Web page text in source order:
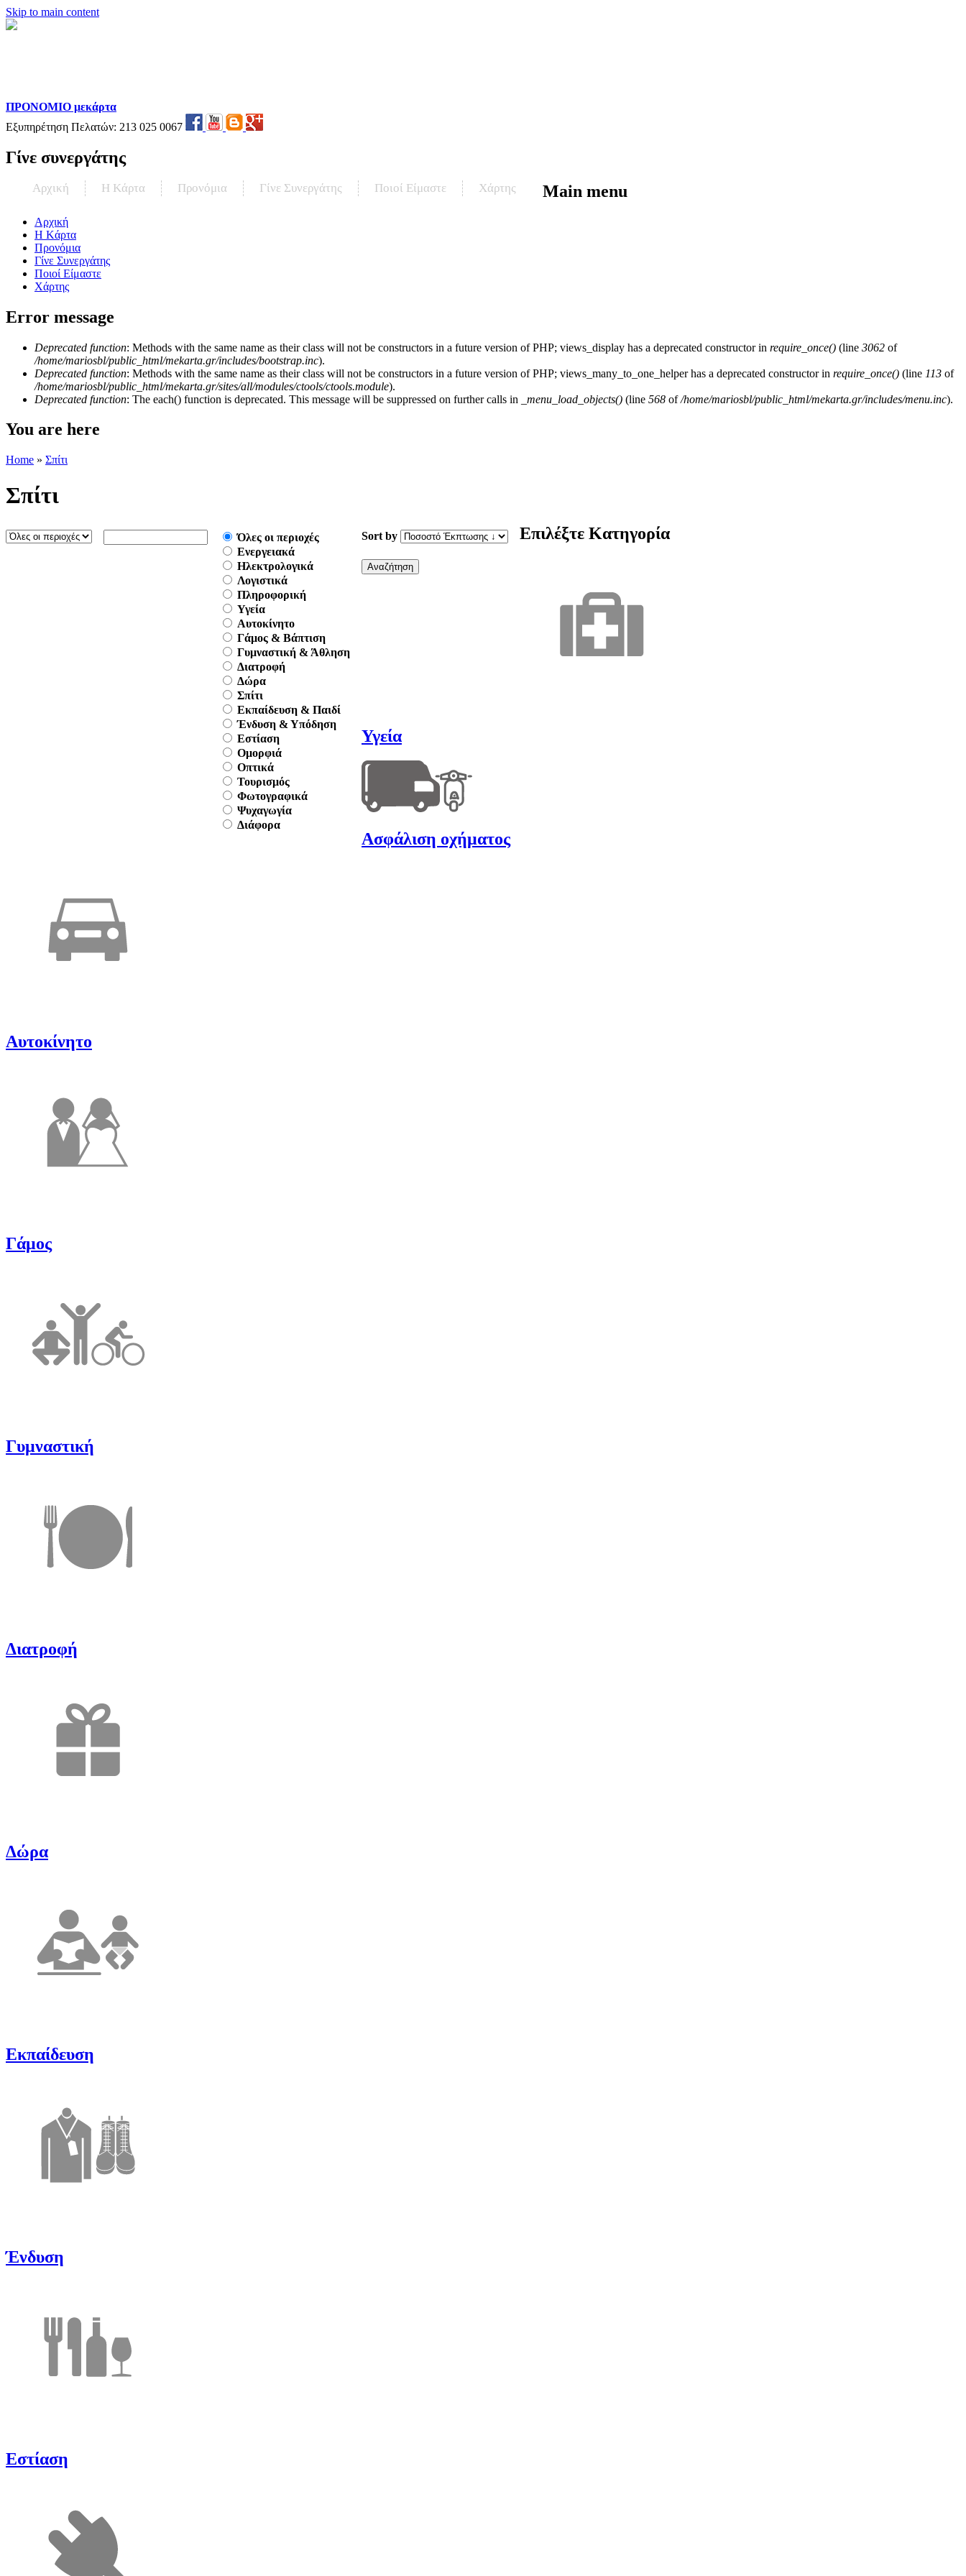
Skip to main content
ΠΡΟΝΟΜΙΟ μεκάρτα
Εξυπηρέτηση Πελατών: 213 025 0067
Γίνε συνεργάτης
Αρχική Η Kάρτα Προνόμια Γίνε Συνεργάτης Ποιοί Είμαστε Χάρτης Main menu
Αρχική
Η Kάρτα
Προνόμια
Γίνε Συνεργάτης
Ποιοί Είμαστε
Χάρτης
Error message
Deprecated function: Methods with the same name as their class will not be constructors in a future version of PHP; views_display has a deprecated constructor in require_once() (line 3062 of
/home/mariosbl/public_html/mekarta.gr/includes/bootstrap.inc).
Deprecated function: Methods with the same name as their class will not be constructors in a future version of PHP; views_many_to_one_helper has a deprecated constructor in require_once() (line 113 of
/home/mariosbl/public_html/mekarta.gr/sites/all/modules/ctools/ctools.module).
Deprecated function: The each() function is deprecated. This message will be suppressed on further calls in _menu_load_objects() (line 568 of/home/mariosbl/public_html/mekarta.gr/includes/menu.inc).
You are here
Home » Σπίτι
Σπίτι
Όλες οι περιοχές
Ενεργειακά
Ηλεκτρολογικά
Λογιστικά
Πληροφορική
Υγεία
Aυτοκίνητο
Γάμος & Βάπτιση
Γυμναστική & Άθληση
Διατροφή
Δώρα
Σπίτι
Εκπαίδευση & Παιδί
Ένδυση & Υπόδηση
Εστίαση
Ομορφιά
Οπτικά
Τουρισμός
Φωτογραφικά
Ψυχαγωγία
Διάφορα
Sort by Επιλέξτε Κατηγορία
Υγεία
Ασφάλιση οχήματος
Αυτοκίνητο
Γάμος
Γυμναστική
Διατροφή
Δώρα
Εκπαίδευση
Ένδυση
Εστίαση